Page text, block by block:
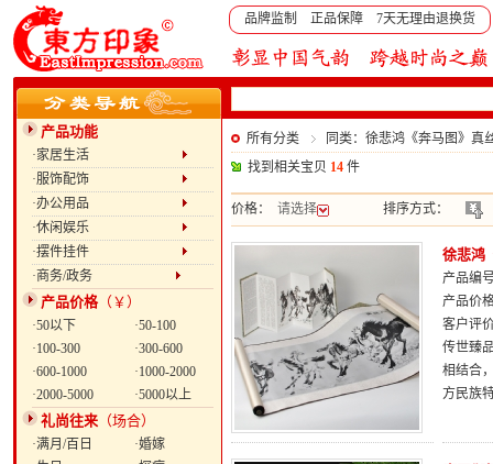
品牌监制 正品保障 7天无理由退换货
产品功能
·家居生活
·服饰配饰
·办公用品
·休闲娱乐
·摆件挂件
·商务/政务
产品价格（￥）
·50以下
·50-100
·100-300
·300-600
·600-1000
·1000-2000
·2000-5000
·5000以上
礼尚往来 （场合）
·满月/百日
·婚嫁
所有分类
同类：徐悲鸿《奔马图》真
找到相关宝贝 14 件
价格： 请选择 排序方式：
徐悲鸿
产品编
产品价
客户评
传世臻
相结合
方民族